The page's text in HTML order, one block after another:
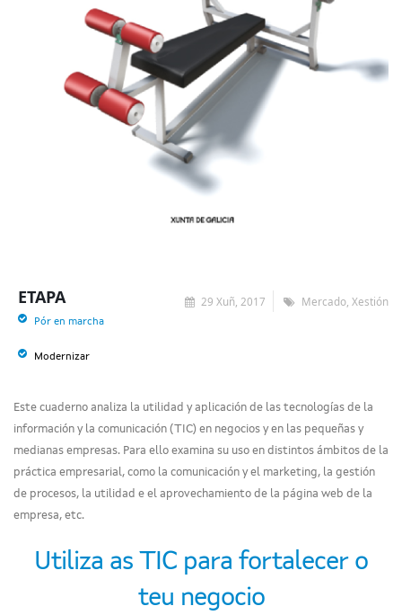
29 Xuñ, 2017 Mercado, Xestión
ETAPA
Pór en marcha
Modernizar
Este cuaderno analiza la utilidad y aplicación de las tecnologías de la
información y la comunicación (TIC) en negocios y en las pequeñas y
medianas empresas. Para ello examina su uso en distintos ámbitos de la
práctica empresarial, como la comunicación y el marketing, la gestión
de procesos, la utilidad e el aprovechamiento de la página web de la
empresa, etc.
Utiliza as TIC para fortalecer o
teu negocio